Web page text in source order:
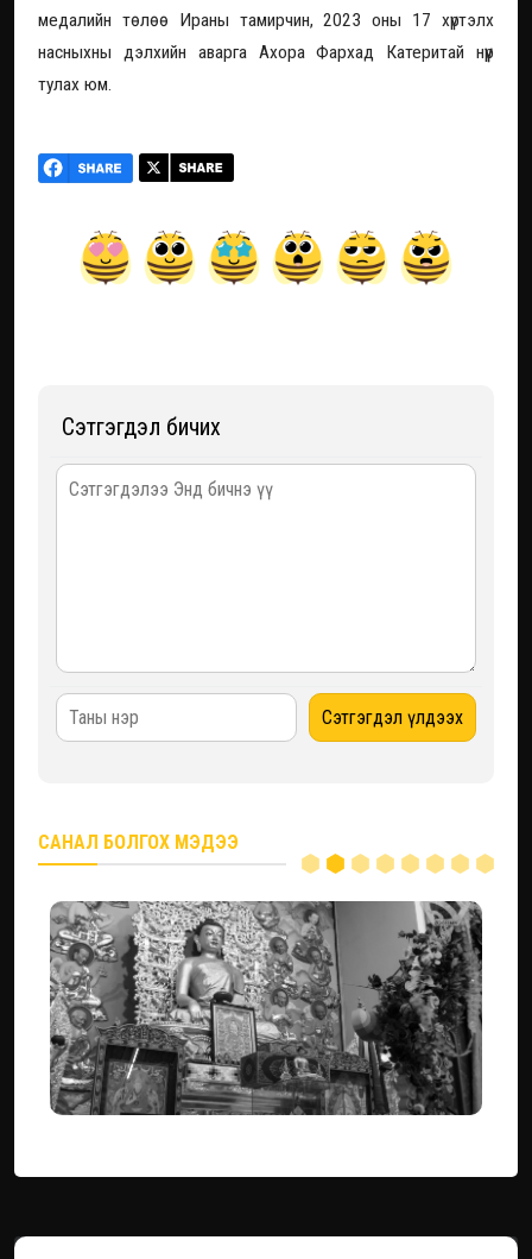
медалийн төлөө Ираны тамирчин, 2023 оны 17 хүртэлх
насныхны дэлхийн аварга Ахора Фархад Катеритай нүүр
тулах юм.
Сэтгэгдэл бичих
САНАЛ БОЛГОХ МЭДЭЭ